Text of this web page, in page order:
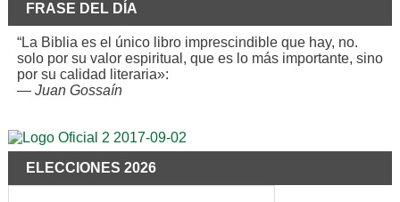
FRASE DEL DÍA
“La Biblia es el único libro imprescindible que hay, no.
solo por su valor espiritual, que es lo más importante, sino
por su calidad literaria»:
— Juan Gossaín
ELECCIONES 2026